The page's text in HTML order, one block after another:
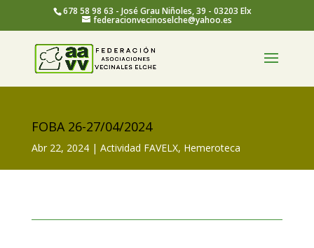
678 58 98 63 - José Grau Niñoles, 39 - 03203 Elx
federacionvecinoselche@yahoo.es
FOBA 26-27/04/2024
Abr 22, 2024 Actividad FAVELX, Hemeroteca